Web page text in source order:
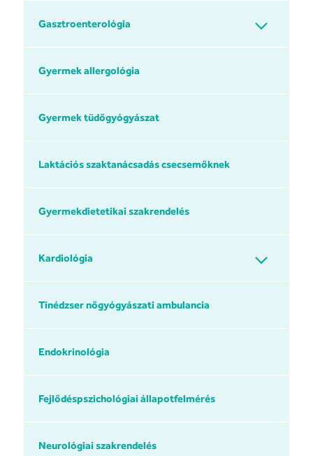
Gasztroenterológia
Gyermek allergológia
Gyermek tüdőgyógyászat
Laktációs szaktanácsadás csecsemőknek
Gyermekdietetikai szakrendelés
Kardiológia
Tinédzser nőgyógyászati ambulancia
Endokrinológia
Fejlődéspszichológiai állapotfelmérés
Neurológiai szakrendelés